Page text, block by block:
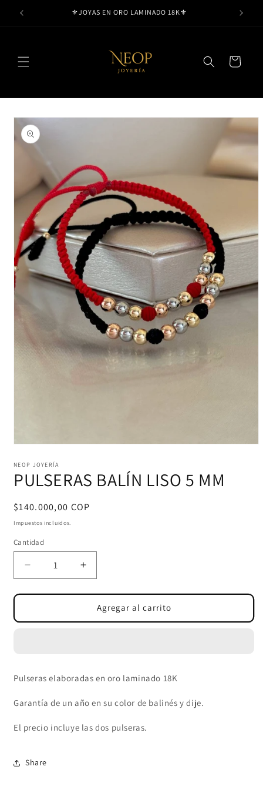
directamente
⚜️JOYAS EN ORO LAMINADO 18K⚜️
Carrito
directamente
a la
información
del producto
multimedia
1
en
modal
NEOP JOYERÍA
PULSERAS BALÍN LISO 5 MM
Precio
habitual
$140.000,00 COP
Impuestos incluidos.
Cantidad
Cantidad
Reducir
cantidad
para
BALÍN
Aumentar
cantidad
para
PULSERAS
BALÍN
Agregar al carrito
Pulseras elaboradas en oro laminado 18K
Garantía de un año en su color de balinés y dije.
El precio incluye las dos pulseras.
Share